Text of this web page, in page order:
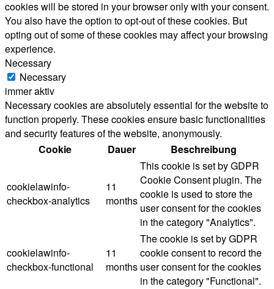
cookies will be stored in your browser only with your consent.
You also have the option to opt-out of these cookies. But
opting out of some of these cookies may affect your browsing
experience.
Necessary
Necessary
immer aktiv
Necessary cookies are absolutely essential for the website to
function properly. These cookies ensure basic functionalities
and security features of the website, anonymously.
Cookie
Dauer Beschreibung
cookielawinfo-
checkbox-analytics
11
months
This cookie is set by GDPR
Cookie Consent plugin. The
cookie is used to store the
user consent for the cookies
in the category "Analytics".
cookielawinfo-
checkbox-functional
11
months
The cookie is set by GDPR
cookie consent to record the
user consent for the cookies
in the category "Functional".